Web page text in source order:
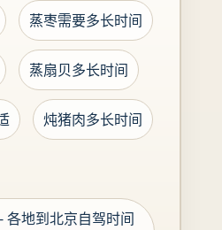
蒸枣需要多长时间
蒸扇贝多长时间
炖猪肉多长时间
各地到北京自驾时间